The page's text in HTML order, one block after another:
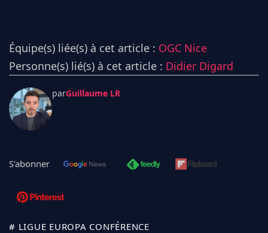
Équipe(s) liée(s) à cet article : OGC Nice
Personne(s) lié(s) à cet article : Didier Digard
parGuillaume LR
S'abonner
# LIGUE EUROPA CONFÉRENCE